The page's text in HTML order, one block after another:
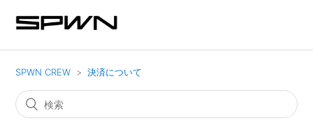
SPWN CREW 決済について